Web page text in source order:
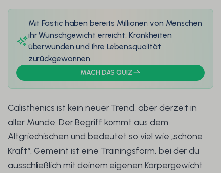
Mit Fastic haben bereits Millionen von Menschen
ihr Wunschgewicht erreicht, Krankheiten
überwunden und ihre Lebensqualität
zurückgewonnen.
MACH DAS QUIZ
Calisthenics ist kein neuer Trend, aber derzeit in
aller Munde. Der Begriff kommt aus dem
Altgriechischen und bedeutet so viel wie „schöne
Kraft“. Gemeint ist eine Trainingsform, bei der du
ausschließlich mit deinem eigenen Körpergewicht